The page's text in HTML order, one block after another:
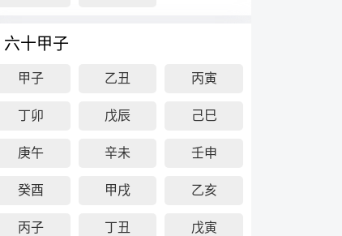
六十甲子
甲子 乙丑 丙寅
丁卯 戊辰 己巳
庚午 辛未 壬申
癸酉 甲戌 乙亥
丙子 丁丑 戊寅